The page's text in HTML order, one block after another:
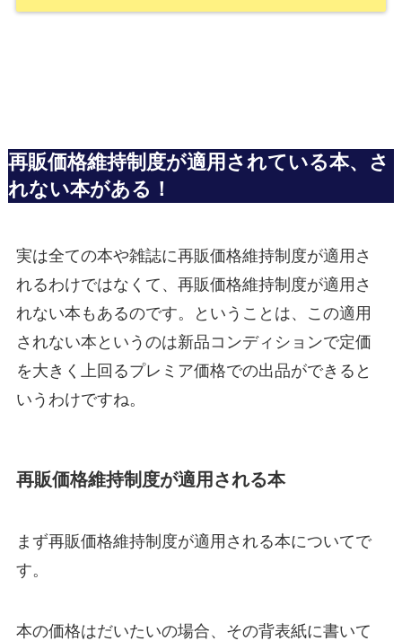
再販価格維持制度が適用されている本、さ
れない本がある！
実は全ての本や雑誌に再販価格維持制度が適用さ
れるわけではなくて、再販価格維持制度が適用さ
れない本もあるのです。ということは、この適用
されない本というのは新品コンディションで定価
を大きく上回るプレミア価格での出品ができると
いうわけですね。
再販価格維持制度が適用される本
まず再販価格維持制度が適用される本についてで
す。
本の価格はだいたいの場合、その背表紙に書いて